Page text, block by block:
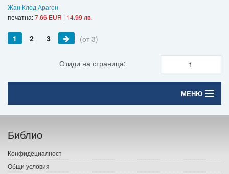
Жан Клод Арагон
печатна:7.66 EUR | 14.99 лв.
1 2 3 (от 3)
Отиди на страница:
МЕНЮ
Начало
Печатни книги
Електронни книги
Библио
Конфидециалност
Общи условия